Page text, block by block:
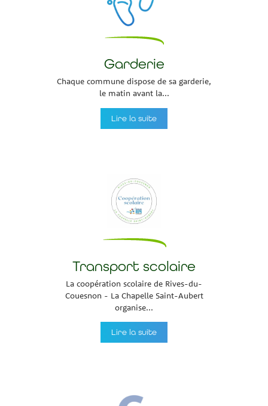
Garderie
Chaque commune dispose de sa garderie,
le matin avant la...
Lire la suite
Transport scolaire
La coopération scolaire de Rives-du-
Couesnon - La Chapelle Saint-Aubert
organise...
Lire la suite